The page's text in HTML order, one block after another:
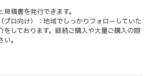
積書を発行できます。
プロ向け）：地域でしっかりフォローしていた
をしております。継続ご購入や大量ご購入の際
。